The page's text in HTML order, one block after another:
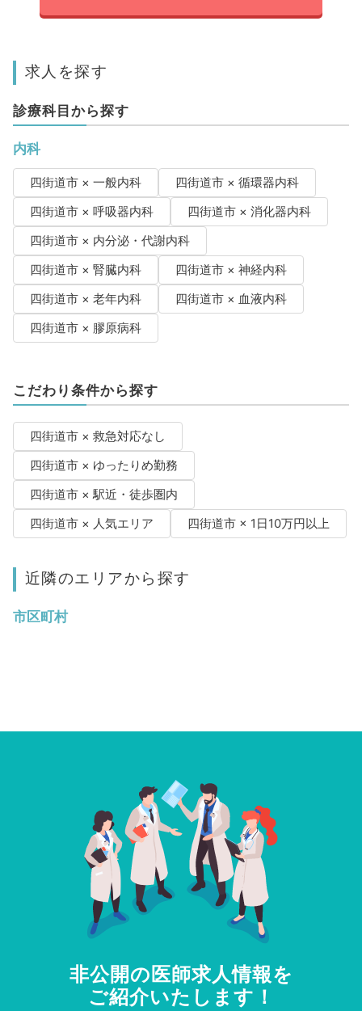
求人を探す
診療科目から探す
内科
四街道市 × 一般内科
四街道市 × 循環器内科
四街道市 × 呼吸器内科
四街道市 × 消化器内科
四街道市 × 内分泌・代謝内科
四街道市 × 腎臓内科
四街道市 × 神経内科
四街道市 × 老年内科
四街道市 × 血液内科
四街道市 × 膠原病科
こだわり条件から探す
四街道市 × 救急対応なし
四街道市 × ゆったりめ勤務
四街道市 × 駅近・徒歩圏内
四街道市 × 人気エリア
四街道市 × 1日10万円以上
近隣のエリアから探す
市区町村
非公開の医師求人情報を
ご紹介いたします！